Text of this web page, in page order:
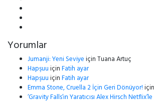
Yorumlar
Jumanji: Yeni SeviyeiçinTuana Artuç
HapşuuiçinFatih ayar
HapşuuiçinFatih ayar
Emma Stone, Cruella 2 İçin Geri Dönüyor!için
‘Gravity Falls’ın Yaratıcısı Alex Hirsch